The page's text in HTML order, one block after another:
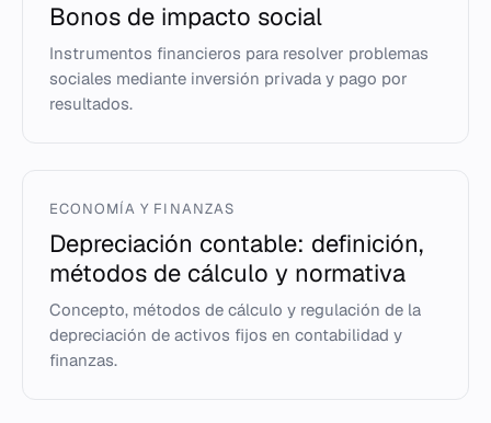
Bonos de impacto social
Instrumentos financieros para resolver problemas
sociales mediante inversión privada y pago por
resultados.
ECONOMÍA Y FINANZAS
Depreciación contable: definición,
métodos de cálculo y normativa
Concepto, métodos de cálculo y regulación de la
depreciación de activos fijos en contabilidad y
finanzas.